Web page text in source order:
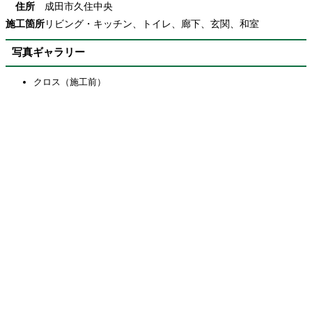
住所
成田市久住中央
施工箇所 リビング・キッチン、トイレ、廊下、玄関、和室
写真ギャラリー
クロス（施工前）